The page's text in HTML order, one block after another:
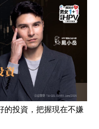
的投資，把握現在不嫌